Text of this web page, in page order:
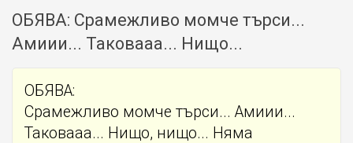
ОБЯВА: Срамежливо момче търси...
Амиии... Таковааа... Нищо...
ОБЯВА:
Срамежливо момче търси... Амиии...
Таковааа... Нищо, нищо... Няма